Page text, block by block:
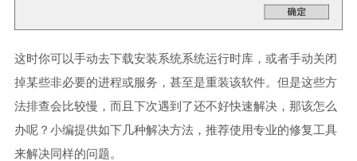
这时你可以手动去下载安装系统系统运行时库，或者手动关闭
掉某些非必要的进程或服务，甚至是重装该软件。但是这些方
法排查会比较慢，而且下次遇到了还不好快速解决，那该怎么
办呢？小编提供如下几种解决方法，推荐使用专业的修复工具
来解决同样的问题。